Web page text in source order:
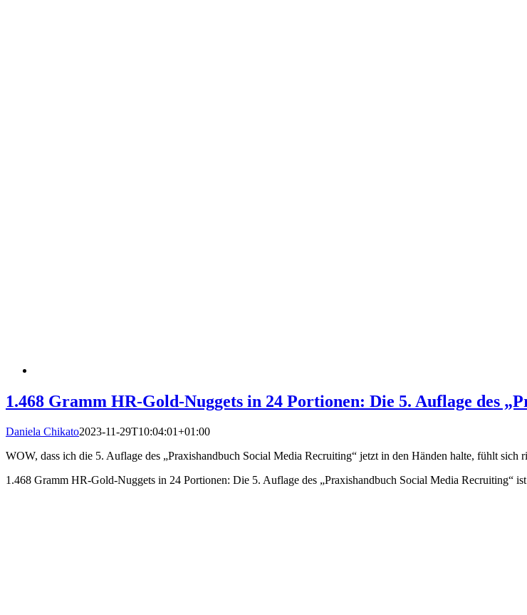
1.468 Gramm HR-Gold-Nuggets in 24 Portionen: Die 5. Auflage des
Daniela Chikato2023-11-29T10:04:01+01:00
WOW, dass ich die 5. Auflage des „Praxishandbuch Social Media Recruiting“ jetzt in den Händen halte, fühlt
1.468 Gramm HR-Gold-Nuggets in 24 Portionen: Die 5. Auflage des „Praxishandbuch Social Media Recruiting“ ist